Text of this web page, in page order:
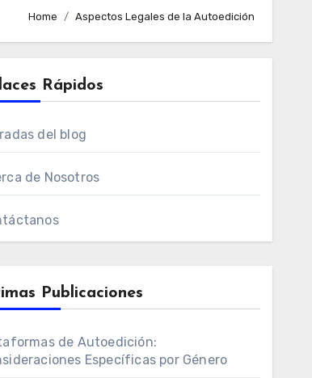
Home Aspectos Legales de la Autoedición
Rápidos
del blog
de Nosotros
Publicaciones
de Autoedición:
Específicas por Género